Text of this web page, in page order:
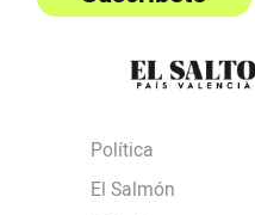
Política
El Salmón